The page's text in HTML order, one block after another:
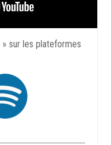
» sur les plateformes